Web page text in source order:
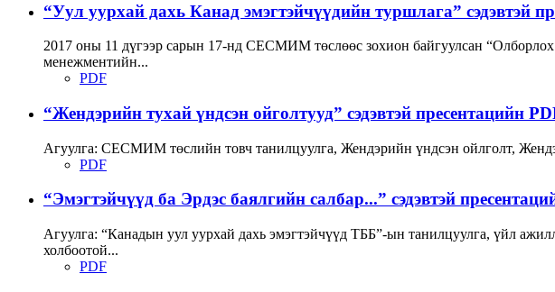
“Уул уурхай дахь Канад эмэгтэйчүүдийн туршлага” сэдэвтэй
2017 оны 11 дүгээр сарын 17-нд СЕСМИМ төслөөс зохион байгуулсан
менежментийн...
PDF
“Жендэрийн тухай үндсэн ойголтууд” сэдэвтэй пресентацийн
Агуулга: СЕСМИМ төслийн товч танилцуулга, Жендэрийн үндсэн ойлголт,
PDF
“Эмэгтэйчүүд ба Эрдэс баялгийн салбар...” сэдэвтэй
Агуулга: “Канадын уул уурхай дахь эмэгтэйчүүд ТББ”-ын танилцуулга, үйл
холбоотой...
PDF